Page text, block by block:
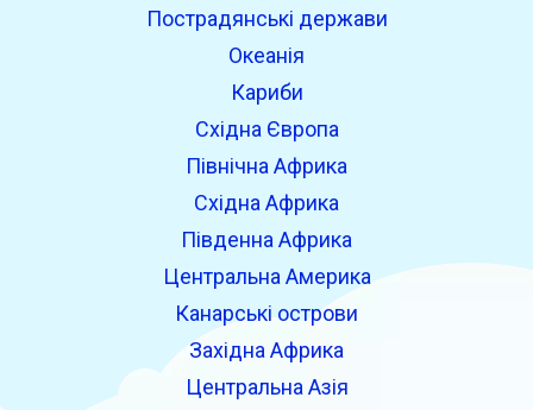
Пострадянські держави
Океанія
Кариби
Східна Європа
Північна Африка
Східна Африка
Південна Африка
Центральна Америка
Канарські острови
Західна Африка
Центральна Азія